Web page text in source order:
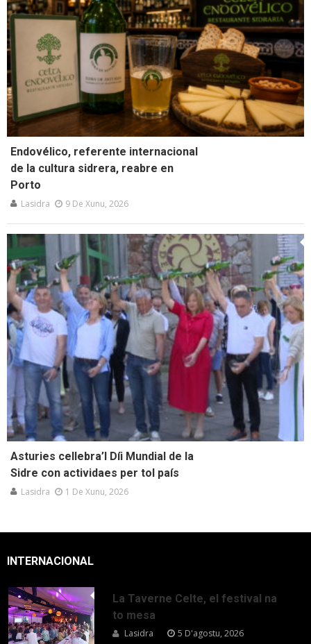
Endovélico, referente internacional
de la cultura sidrera, reabre en
Porto
Lasidra 9 De Xunu, 2026
Asturies cellebra’l Díi Mundial de la
Sidre con actividaes per tol país
Lasidra 1 De Xunu, 2026
INTERNACIONAL
La Taverne Celte, el festival na
to mesa
Lasidra 5 D'agostu, 2026